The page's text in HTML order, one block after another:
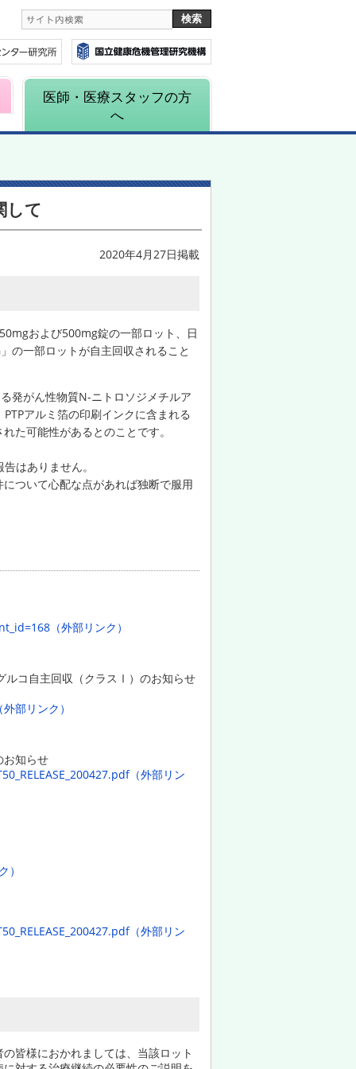
医師・医療スタッフの方
へ
して
2020年4月27日掲載
および500mg錠の一部ロット、日
の一部ロットが自主回収されること
発がん性物質N-ニトロソジメチルア
アルミ箔の印刷インクに含まれる
た可能性があるとのことです。
はありません。
ついて心配な点があれば独断で服用
（外部リンク）
ルコ自主回収（クラスⅠ）のお知らせ
部リンク）
知らせ
（外部リン
（外部リン
皆様におかれましては、当該ロット